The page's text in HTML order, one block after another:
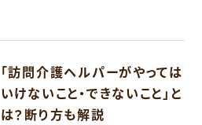
「訪問介護ヘルパーがやっては
いけないこと・できないこと」と
は？断り方も解説